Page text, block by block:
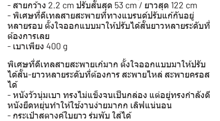
- สายกว้าง 2.2 cm ปรับสั้นสุด 53 cm / ยาวสุด 122 cm
- พิเศษที่ดีเทลสายสะพายที่ทางแบรนด์ปรับแก้กันอยู่
หลายรอบ ตั้งใจออกแบบมาให้ปรับได้สั้นยาวหลายระดับที่
ต้องการเลย
- เบาเพียง 400 g
พิเศษที่ดีเทลสายสะพายเก๋มาก ตั้งใจออกแบบมาให้ปรับ
ได้สั้น-ยาวหลายระดับที่ต้องการ สะพายไหล่ สะพายครอส
ได้
- หนังวัวนุ่มเบา ทรงไม่แข็งจนเป็นกล่อง แต่อยู่ทรงกำลังดี
หนังยืดหยุ่นทำให้ใช้งานง่ายมากก เลิฟแน่นอน
- กระเป๋าสตางค์ใบยาว ร่มพับ ใส่ได้